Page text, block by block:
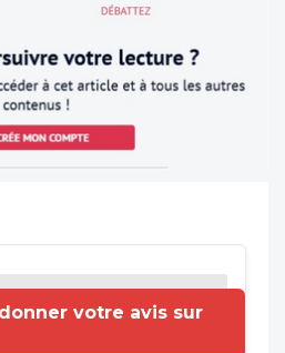
votre avis sur